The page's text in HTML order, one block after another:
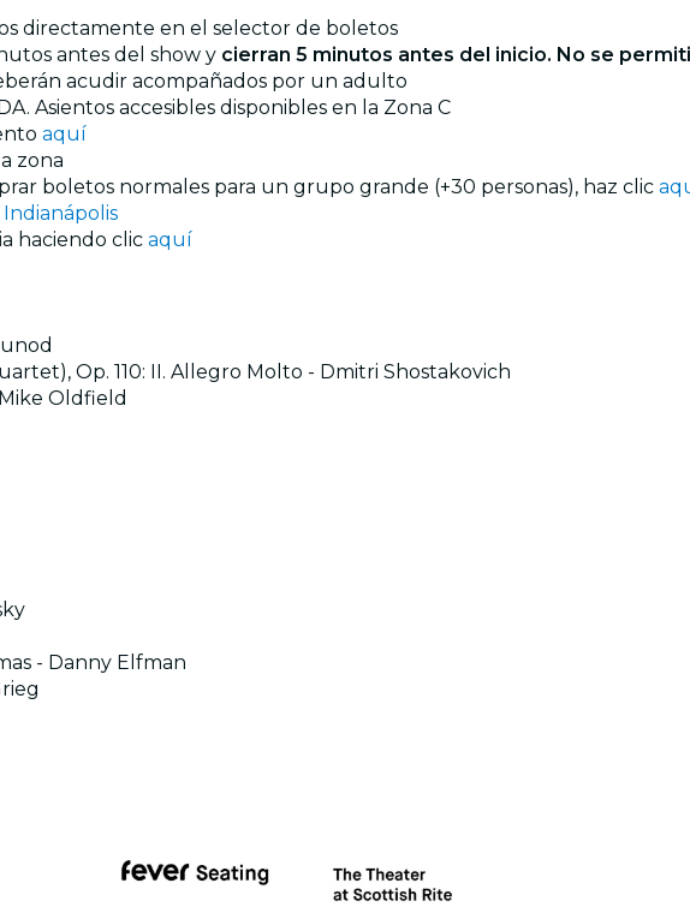
directamente en el selector de boletos
antes del show y cierran 5 minutos antes del inicio. No se
acudir acompañados por un adulto
Asientos accesibles disponibles en la Zona C
aquí
zona
boletos normales para un grupo grande (+30 personas), haz clic
haciendo clic aquí
Op. 110: II. Allegro Molto - Dmitri Shostakovich
Oldfield
- Danny Elfman